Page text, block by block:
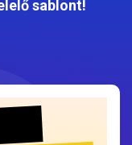
sablont!